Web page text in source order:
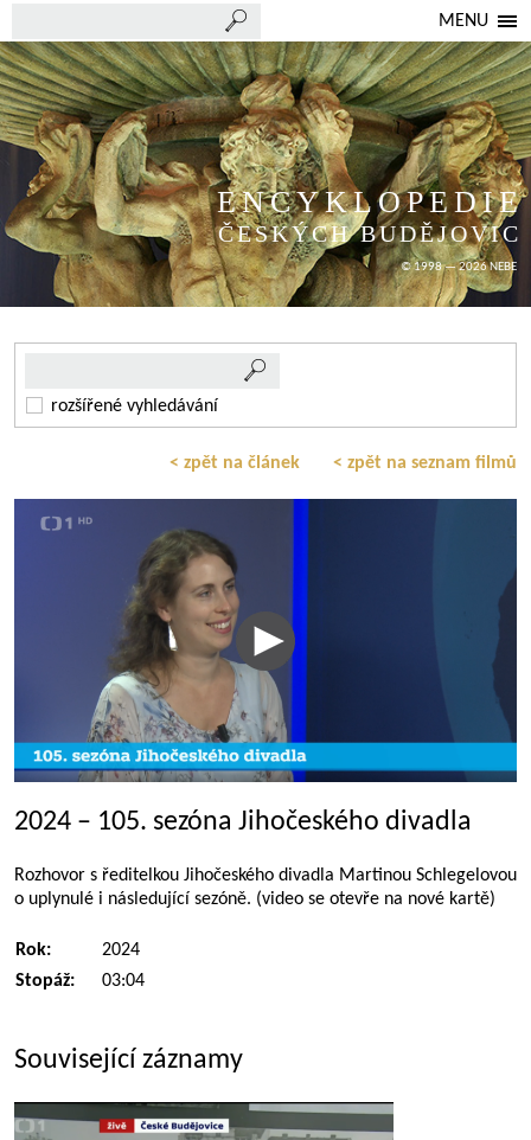
MENU
ENCYKLOPEDIE
ČESKÝCH BUDĚJOVIC
© 1998 — 2026 NEBE
rozšířené vyhledávání
< zpět na článek < zpět na seznam filmů
2024 – 105. sezóna Jihočeského divadla
Rozhovor s ředitelkou Jihočeského divadla Martinou Schlegelovou
o uplynulé i následující sezóně. (video se otevře na nové kartě)
Rok:
2024
Stopáž:
03:04
Související záznamy